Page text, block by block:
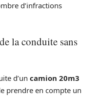
d’infractions
la conduite sans
d’un camion 20m3
prendre en compte un